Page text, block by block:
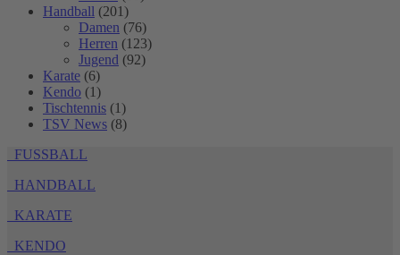
Handball (201)
Damen (76)
Herren (123)
Jugend (92)
Karate (6)
Kendo (1)
Tischtennis (1)
TSV News (8)
FUSSBALL
HANDBALL
KARATE
KENDO